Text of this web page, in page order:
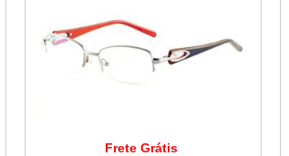
Frete Grátis